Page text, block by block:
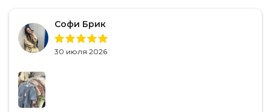
Софи Брик
30 июля 2026